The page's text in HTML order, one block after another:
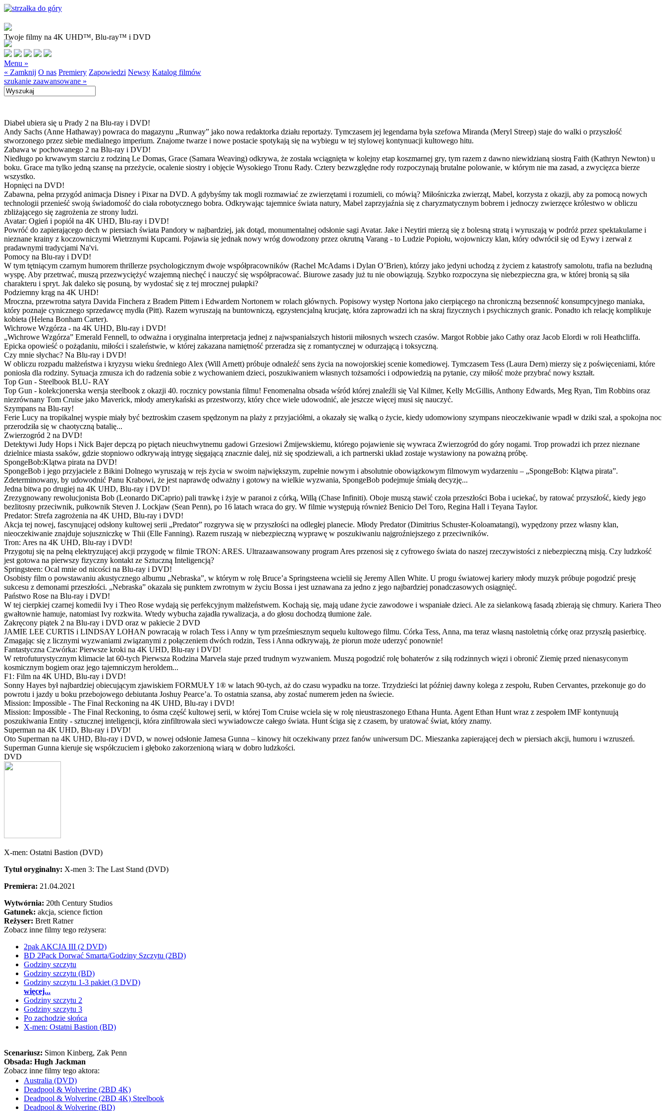
Twoje filmy na 4K UHD™, Blu-ray™ i DVD
Menu »
« Zamknij O nas Premiery Zapowiedzi Newsy Katalog filmów
szukanie zaawansowane »
Diabeł ubiera się u Prady 2 na Blu-ray i DVD!
Andy Sachs (Anne Hathaway) powraca do magazynu „Runway” jako nowa redaktorka działu reportaży. Tymczasem jej legendarna była szefowa Miranda (Meryl Streep) staje do walki o przyszłość
stworzonego przez siebie medialnego imperium. Znajome twarze i nowe postacie spotykają się na wybiegu w tej stylowej kontynuacji kultowego hitu.
Zabawa w pochowanego 2 na Blu-ray i DVD!
Niedługo po krwawym starciu z rodziną Le Domas, Grace (Samara Weaving) odkrywa, że została wciągnięta w kolejny etap koszmarnej gry, tym razem z dawno niewidzianą siostrą Faith (Kathryn Newton) u
boku. Grace ma tylko jedną szansę na przeżycie, ocalenie siostry i objęcie Wysokiego Tronu Rady. Cztery bezwzględne rody rozpoczynają brutalne polowanie, w którym nie ma zasad, a zwycięzca bierze
wszystko.
Hopnięci na DVD!
Zabawna, pełna przygód animacja Disney i Pixar na DVD. A gdybyśmy tak mogli rozmawiać ze zwierzętami i rozumieli, co mówią? Miłośniczka zwierząt, Mabel, korzysta z okazji, aby za pomocą nowych
technologii przenieść swoją świadomość do ciała robotycznego bobra. Odkrywając tajemnice świata natury, Mabel zaprzyjaźnia się z charyzmatycznym bobrem i jednoczy zwierzęce królestwo w obliczu
zbliżającego się zagrożenia ze strony ludzi.
Avatar: Ogień i popiół na 4K UHD, Blu-ray i DVD!
Powróć do zapierającego dech w piersiach świata Pandory w najbardziej, jak dotąd, monumentalnej odsłonie sagi Avatar. Jake i Neytiri mierzą się z bolesną stratą i wyruszają w podróż przez spektakularne i
nieznane krainy z koczowniczymi Wietrznymi Kupcami. Pojawia się jednak nowy wróg dowodzony przez okrutną Varang - to Ludzie Popiołu, wojowniczy klan, który odwrócił się od Eywy i zerwał z
pradawnymi tradycjami Na'vi.
Pomocy na Blu-ray i DVD!
W tym tętniącym czarnym humorem thrillerze psychologicznym dwoje współpracowników (Rachel McAdams i Dylan O’Brien), którzy jako jedyni uchodzą z życiem z katastrofy samolotu, trafia na bezludną
wyspę. Aby przetrwać, muszą przezwyciężyć wzajemną niechęć i nauczyć się współpracować. Biurowe zasady już tu nie obowiązują. Szybko rozpoczyna się niebezpieczna gra, w której bronią są siła
charakteru i spryt. Jak daleko się posuną, by wydostać się z tej mrocznej pułapki?
Podziemny krąg na 4K UHD!
Mroczna, przewrotna satyra Davida Finchera z Bradem Pittem i Edwardem Nortonem w rolach głównych. Popisowy występ Nortona jako cierpiącego na chroniczną bezsenność konsumpcyjnego maniaka,
który poznaje cynicznego sprzedawcę mydła (Pitt). Razem wyruszają na buntowniczą, egzystencjalną krucjatę, która zaprowadzi ich na skraj fizycznych i psychicznych granic. Ponadto ich relację komplikuje
kobieta (Helena Bonham Carter).
Wichrowe Wzgórza - na 4K UHD, Blu-ray i DVD!
„Wichrowe Wzgórza” Emerald Fennell, to odważna i oryginalna interpretacja jednej z najwspanialszych historii miłosnych wszech czasów. Margot Robbie jako Cathy oraz Jacob Elordi w roli Heathcliffa.
Epicka opowieść o pożądaniu, miłości i szaleństwie, w której zakazana namiętność przeradza się z romantycznej w odurzającą i toksyczną.
Czy mnie słychac? Na Blu-ray i DVD!
W obliczu rozpadu małżeństwa i kryzysu wieku średniego Alex (Will Arnett) próbuje odnaleźć sens życia na nowojorskiej scenie komediowej. Tymczasem Tess (Laura Dern) mierzy się z poświęceniami, które
poniosła dla rodziny. Sytuacja zmusza ich do radzenia sobie z wychowaniem dzieci, poszukiwaniem własnych tożsamości i odpowiedzią na pytanie, czy miłość może przybrać nowy kształt.
Top Gun - Steelbook BLU- RAY
Top Gun - kolekcjonerska wersja steelbook z okazji 40. rocznicy powstania filmu! Fenomenalna obsada wśród której znaleźli się Val Kilmer, Kelly McGillis, Anthony Edwards, Meg Ryan, Tim Robbins oraz
niezrównany Tom Cruise jako Maverick, młody amerykański as przestworzy, który chce wiele udowodnić, ale jeszcze więcej musi się nauczyć.
Szympans na Blu-ray!
Ferie Lucy na tropikalnej wyspie miały być beztroskim czasem spędzonym na plaży z przyjaciółmi, a okazały się walką o życie, kiedy udomowiony szympans nieoczekiwanie wpadł w dziki szał, a spokojna noc
przerodziła się w chaotyczną batalię...
Zwierzogród 2 na DVD!
Detektywi Judy Hops i Nick Bajer depczą po piętach nieuchwytnemu gadowi Grzesiowi Żmijewskiemu, którego pojawienie się wywraca Zwierzogród do góry nogami. Trop prowadzi ich przez nieznane
dzielnice miasta ssaków, gdzie stopniowo odkrywają intrygę sięgającą znacznie dalej, niż się spodziewali, a ich partnerski układ zostaje wystawiony na poważną próbę.
SpongeBob:Klątwa pirata na DVD!
SpongeBob i jego przyjaciele z Bikini Dolnego wyruszają w rejs życia w swoim największym, zupełnie nowym i absolutnie obowiązkowym filmowym wydarzeniu – „SpongeBob: Klątwa pirata”.
Zdeterminowany, by udowodnić Panu Krabowi, że jest naprawdę odważny i gotowy na wielkie wyzwania, SpongeBob podejmuje śmiałą decyzję...
Jedna bitwa po drugiej na 4K UHD, Blu-ray i DVD!
Zrezygnowany rewolucjonista Bob (Leonardo DiCaprio) pali trawkę i żyje w paranoi z córką, Willą (Chase Infiniti). Oboje muszą stawić czoła przeszłości Boba i uciekać, by ratować przyszłość, kiedy jego
bezlitosny przeciwnik, pułkownik Steven J. Lockjaw (Sean Penn), po 16 latach wraca do gry. W filmie występują również Benicio Del Toro, Regina Hall i Teyana Taylor.
Predator: Strefa zagrożenia na 4K UHD, Blu-ray i DVD!
Akcja tej nowej, fascynującej odsłony kultowej serii „Predator” rozgrywa się w przyszłości na odległej planecie. Młody Predator (Dimitrius Schuster-Koloamatangi), wypędzony przez własny klan,
nieoczekiwanie znajduje sojuszniczkę w Thii (Elle Fanning). Razem ruszają w niebezpieczną wyprawę w poszukiwaniu najgroźniejszego z przeciwników.
Tron: Ares na 4K UHD, Blu-ray i DVD!
Przygotuj się na pełną elektryzującej akcji przygodę w filmie TRON: ARES. Ultrazaawansowany program Ares przenosi się z cyfrowego świata do naszej rzeczywistości z niebezpieczną misją. Czy ludzkość
jest gotowa na pierwszy fizyczny kontakt ze Sztuczną Inteligencją?
Springsteen: Ocal mnie od nicości na Blu-ray i DVD!
Osobisty film o powstawaniu akustycznego albumu „Nebraska”, w którym w rolę Bruce’a Springsteena wcielił się Jeremy Allen White. U progu światowej kariery młody muzyk próbuje pogodzić presję
sukcesu z demonami przeszłości. „Nebraska” okazała się punktem zwrotnym w życiu Bossa i jest uznawana za jedno z jego najbardziej ponadczasowych osiągnięć.
Państwo Rose na Blu-ray i DVD!
W tej cierpkiej czarnej komedii Ivy i Theo Rose wydają się perfekcyjnym małżeństwem. Kochają się, mają udane życie zawodowe i wspaniałe dzieci. Ale za sielankową fasadą zbierają się chmury. Kariera Theo
gwałtownie hamuje, natomiast Ivy rozkwita. Wtedy wybucha zajadła rywalizacja, a do głosu dochodzą tłumione żale.
Zakręcony piątek 2 na Blu-ray i DVD oraz w pakiecie 2 DVD
JAMIE LEE CURTIS i LINDSAY LOHAN powracają w rolach Tess i Anny w tym prześmiesznym sequelu kultowego filmu. Córka Tess, Anna, ma teraz własną nastoletnią córkę oraz przyszłą pasierbicę.
Zmagając się z licznymi wyzwaniami związanymi z połączeniem dwóch rodzin, Tess i Anna odkrywają, że piorun może uderzyć ponownie!
Fantastyczna Czwórka: Pierwsze kroki na 4K UHD, Blu-ray i DVD!
W retrofuturystycznym klimacie lat 60-tych Pierwsza Rodzina Marvela staje przed trudnym wyzwaniem. Muszą pogodzić rolę bohaterów z siłą rodzinnych więzi i obronić Ziemię przed nienasyconym
kosmicznym bogiem oraz jego tajemniczym heroldem...
F1: Film na 4K UHD, Blu-ray i DVD!
Sonny Hayes był najbardziej obiecującym zjawiskiem FORMUŁY 1® w latach 90-tych, aż do czasu wypadku na torze. Trzydzieści lat później dawny kolega z zespołu, Ruben Cervantes, przekonuje go do
powrotu i jazdy u boku przebojowego debiutanta Joshuy Pearce’a. To ostatnia szansa, aby zostać numerem jeden na świecie.
Mission: Impossible - The Final Reckoning na 4K UHD, Blu-ray i DVD!
Mission: Impossible - The Final Reckoning, to ósma część kultowej serii, w której Tom Cruise wciela się w rolę nieustraszonego Ethana Hunta. Agent Ethan Hunt wraz z zespołem IMF kontynuują
poszukiwania Entity - sztucznej inteligencji, która zinfiltrowała sieci wywiadowcze całego świata. Hunt ściga się z czasem, by uratować świat, który znamy.
Superman na 4K UHD, Blu-ray i DVD!
Oto Superman na 4K UHD, Blu-ray i DVD, w nowej odsłonie Jamesa Gunna – kinowy hit oczekiwany przez fanów uniwersum DC. Mieszanka zapierającej dech w piersiach akcji, humoru i wzruszeń.
Superman Gunna kieruje się współczuciem i głęboko zakorzenioną wiarą w dobro ludzkości.
DVD
X-men: Ostatni Bastion (DVD)
Tytuł oryginalny: X-men 3: The Last Stand (DVD)
Premiera: 21.04.2021
Wytwórnia: 20th Century Studios
Gatunek: akcja, science fiction
Reżyser: Brett Ratner
Zobacz inne filmy tego reżysera:
2pak AKCJA III (2 DVD)
BD 2Pack Dorwać Smarta/Godziny Szczytu (2BD)
Godziny szczytu
Godziny szczytu (BD)
Godziny szczytu 1-3 pakiet (3 DVD)
więcej...
Godziny szczytu 2
Godziny szczytu 3
Po zachodzie słońca
X-men: Ostatni Bastion (BD)
Scenariusz: Simon Kinberg, Zak Penn
Obsada: Hugh Jackman
Zobacz inne filmy tego aktora:
Australia (DVD)
Deadpool & Wolverine (2BD 4K)
Deadpool & Wolverine (2BD 4K) Steelbook
Deadpool & Wolverine (BD)